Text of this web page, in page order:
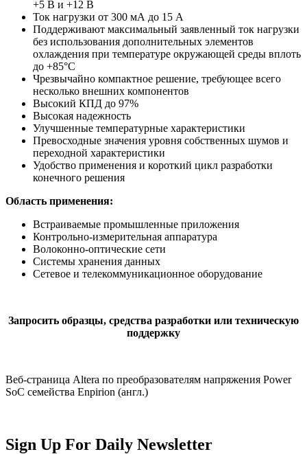
+5 В и +12 В
Ток нагрузки от 300 мА до 15 А
Поддерживают максимальный заявленный ток нагрузки
без использования дополнительных элементов
охлаждения при температуре окружающей среды вплоть
до +85°C
Чрезвычайно компактное решение, требующее всего
несколько внешних компонентов
Высокий КПД до 97%
Высокая надежность
Улучшенные температурные характеристики
Превосходные значения уровня собственных шумов и
переходной характеристики
Удобство применения и короткий цикл разработки
конечного решения
Область применения:
Встраиваемые промышленные приложения
Контрольно-измерительная аппаратура
Волоконно-оптические сети
Системы хранения данных
Сетевое и телекоммуникационное оборудование
Запросить образцы, средства разработки или техническую
поддержку
Веб-страница Altera по преобразователям напряжения Power
SoC семейства Enpirion (англ.)
Sign Up For Daily Newsletter